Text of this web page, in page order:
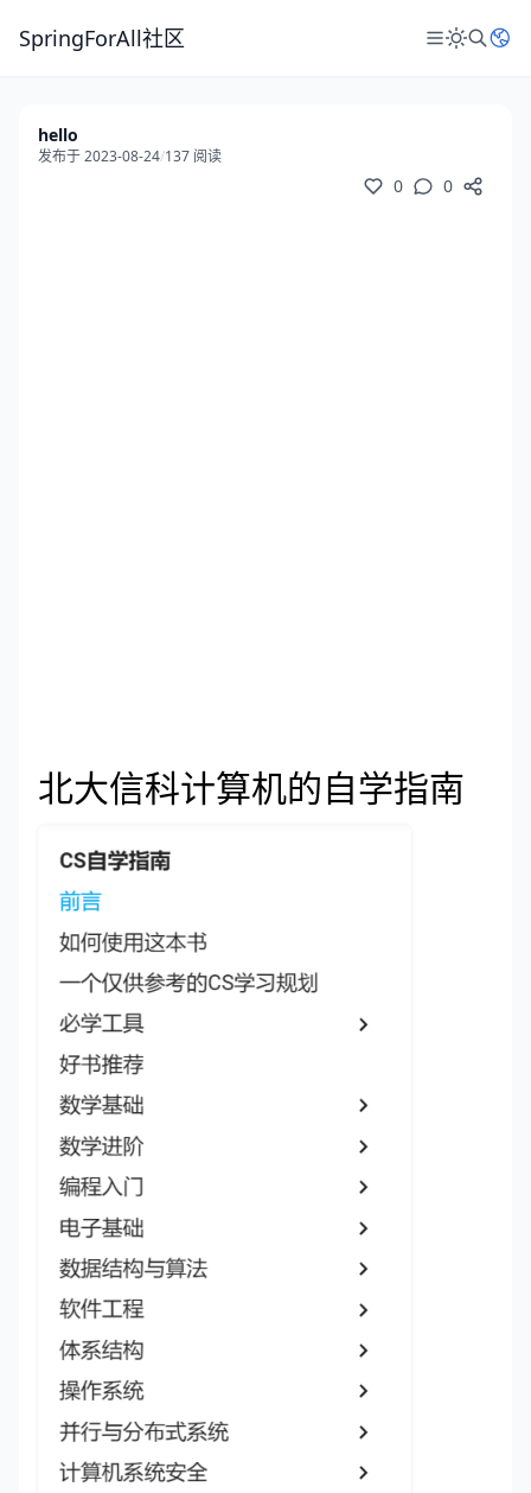
SpringForAll社区
hello
发布于 2023-08-24/137 阅读
0 0
北大信科计算机的自学指南